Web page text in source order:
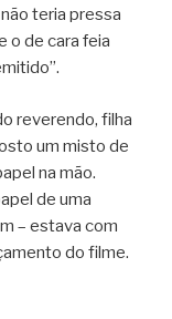
teria pressa
o de cara feia
reverendo, filha
um misto de
na mão.
de uma
– estava com
do filme.